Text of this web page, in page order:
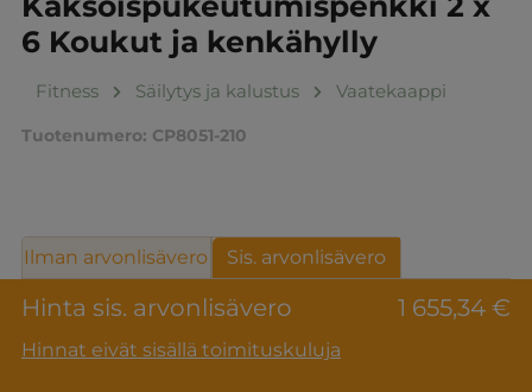
6 Koukut ja kenkähylly
Fitness Säilytys ja kalustus Vaatekaappi
Tuotenumero: CP8051-210
Hinta sis. arvonlisävero 1 655,34 €
Hinnat eivät sisällä toimituskuluja
Ilman arvonlisävero Sis. arvonlisävero